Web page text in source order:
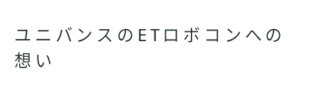
ユニバンスのETロボコンへの
想い